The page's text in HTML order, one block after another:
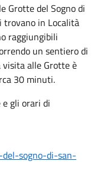
Grotte del Sogno di
trovano in Località
raggiungibili
un sentiero di
alle Grotte è
30 minuti.
gli orari di
sogno-di-san-